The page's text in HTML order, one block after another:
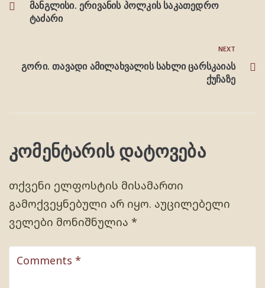
მანგლისი. ერივანის პოლკის საკათედრო
ტაძარი
NEXT
გორი. თავადი ამილახვალის სახლი ცარსკაიას
ქუჩაზე
კომენტარის დატოვება
თქვენი ელფოსტის მისამართი
გამოქვეყნებული არ იყო. აუცილებელი
ველები მონიშნულია *